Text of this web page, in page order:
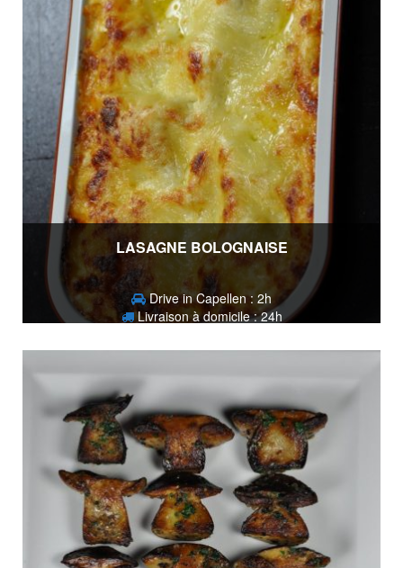
LASAGNE BOLOGNAISE
Drive in Capellen : 2h
Livraison à domicile : 24h
15,90€